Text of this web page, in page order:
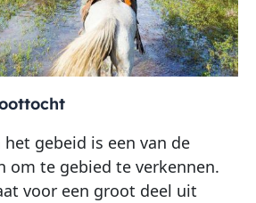
gebeid is een van de
om te gebied te verkennen.
voor een groot deel uit